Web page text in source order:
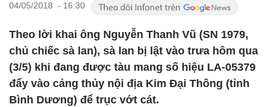
04/05/2018 - 16:30
Theo lời khai ông Nguyễn Thanh Vũ (SN 1979,
chủ chiếc sà lan), sà lan bị lật vào trưa hôm qua
(3/5) khi đang được tàu mang số hiệu LA-05379
đẩy vào cảng thủy nội địa Kim Đại Thông (tỉnh
Bình Dương) để trục vớt cát.